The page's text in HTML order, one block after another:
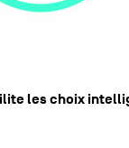
les choix